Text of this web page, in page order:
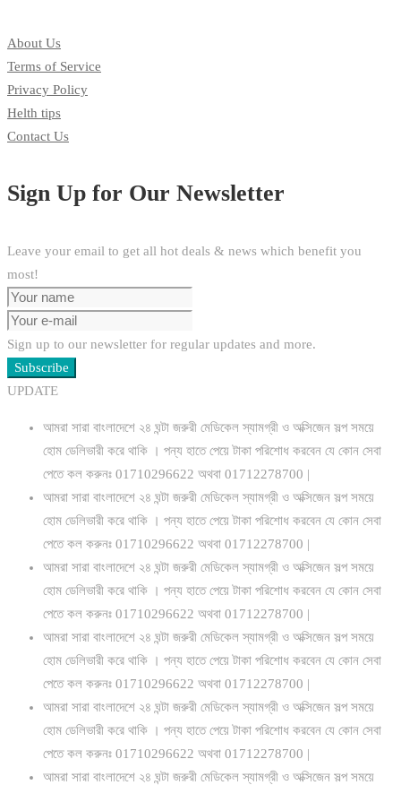
About Us
Terms of Service
Privacy Policy
Helth tips
Contact Us
Sign Up for Our Newsletter
Leave your email to get all hot deals & news which benefit you
most!
Sign up to our newsletter for regular updates and more.
Subscribe
UPDATE
আমরা সারা বাংলাদেশে ২৪ ঘন্টা জরুরী মেডিকেল স্যামগ্রী ও অক্সিজেন সল্প সময়ে
হোম ডেলিভারী করে থাকি । পন্য হাতে পেয়ে টাকা পরিশোধ করবেন যে কোন সেবা
পেতে কল করুনঃ 01710296622 অথবা 01712278700 |
আমরা সারা বাংলাদেশে ২৪ ঘন্টা জরুরী মেডিকেল স্যামগ্রী ও অক্সিজেন সল্প সময়ে
হোম ডেলিভারী করে থাকি । পন্য হাতে পেয়ে টাকা পরিশোধ করবেন যে কোন সেবা
পেতে কল করুনঃ 01710296622 অথবা 01712278700 |
আমরা সারা বাংলাদেশে ২৪ ঘন্টা জরুরী মেডিকেল স্যামগ্রী ও অক্সিজেন সল্প সময়ে
হোম ডেলিভারী করে থাকি । পন্য হাতে পেয়ে টাকা পরিশোধ করবেন যে কোন সেবা
পেতে কল করুনঃ 01710296622 অথবা 01712278700 |
আমরা সারা বাংলাদেশে ২৪ ঘন্টা জরুরী মেডিকেল স্যামগ্রী ও অক্সিজেন সল্প সময়ে
হোম ডেলিভারী করে থাকি । পন্য হাতে পেয়ে টাকা পরিশোধ করবেন যে কোন সেবা
পেতে কল করুনঃ 01710296622 অথবা 01712278700 |
আমরা সারা বাংলাদেশে ২৪ ঘন্টা জরুরী মেডিকেল স্যামগ্রী ও অক্সিজেন সল্প সময়ে
হোম ডেলিভারী করে থাকি । পন্য হাতে পেয়ে টাকা পরিশোধ করবেন যে কোন সেবা
পেতে কল করুনঃ 01710296622 অথবা 01712278700 |
আমরা সারা বাংলাদেশে ২৪ ঘন্টা জরুরী মেডিকেল স্যামগ্রী ও অক্সিজেন সল্প সময়ে